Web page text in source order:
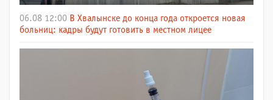
06.08 12:00 В Хвалынске до конца года откроется новая
больниц: кадры будут готовить в местном лицее